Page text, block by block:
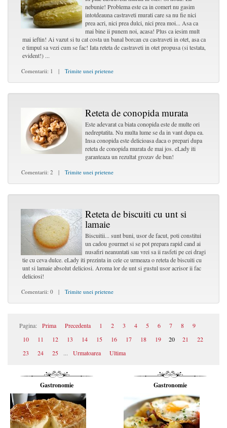
nebunie! Problema este ca in comert nu gasim
intotdeauna castraveti murati care sa nu fie nici
prea acri, nici prea dulci, nici prea moi... Asa ca
mai bine ii punem noi, acasa! Plus ca iesim mult
mai ieftin! Ai vazut si tu cat costa un banal borcan cu castraveti in otet, asa ca
e timpul sa vezi cum se fac! Iata reteta de castraveti in otet propusa (si testata,
evident!) ...
Comentarii: 1 | Trimite unei prietene
Reteta de conopida murata
Este adevarat ca biata conopida este de multe ori
nedreptatita. Nu multa lume se da in vant dupa ea.
Insa conopida este delicioasa daca o prepari dupa
reteta de conopida murata de mai jos. eLady iti
garanteaza un rezultat grozav de bun!
Comentarii: 2 | Trimite unei prietene
Reteta de biscuiti cu unt si
lamaie
Biscuitii... sunt buni, usor de facut, poti constitui
un cadou gourmet si se pot prepara rapid cand ai
nusafiri neanuntati sau vrei sa ii rasfeti pe cei dragi
tie cu ceva dulce. eLady iti prezinta in cele ce urmeaza o reteta de biscuiti cu
unt si lamaie absolut deliciosi. Aroma lor de unt si gustul usor acrisor ii fac
deliciosi!
Comentarii: 0 | Trimite unei prietene
Pagina: Prima Precedenta 1 2 3 4 5 6 7 8
9
10
11 12 13 14 15 16 17 18 19 20 21
22
23
24 25 ... Urmatoarea Ultima
Gastronomie Gastronomie